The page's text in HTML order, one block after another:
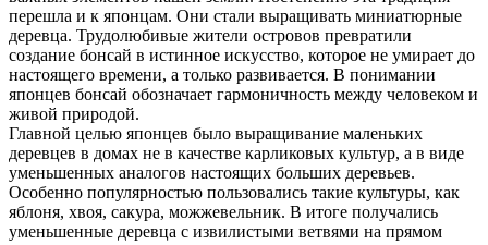
перешла и к японцам. Они стали выращивать миниатюрные
деревца. Трудолюбивые жители островов превратили
создание бонсай в истинное искусство, которое не умирает до
настоящего времени, а только развивается. В понимании
японцев бонсай обозначает гармоничность между человеком и
живой природой.
Главной целью японцев было выращивание маленьких
деревцев в домах не в качестве карликовых культур, а в виде
уменьшенных аналогов настоящих больших деревьев.
Особенно популярностью пользовались такие культуры, как
яблоня, хвоя, сакура, можжевельник. В итоге получались
уменьшенные деревца с извилистыми ветвями на прямом